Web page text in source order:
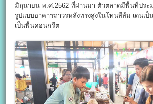
มิถุนายน พ.ศ.2562 ที่ผ่านมา ตัวตลาดมีพื้นที่ปร
รูปแบบอาคารถาวรหลังทรงสูงในโทนสีส้ม เด่นเ
เป็นพื้นคอนกรีต